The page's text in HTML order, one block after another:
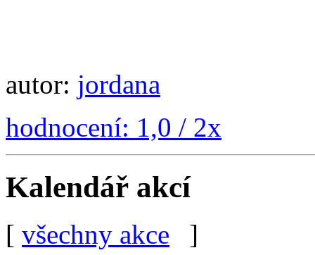
autor: jordana
hodnocení: 1,0 / 2x
Kalendář akcí
[ všechny akce ]